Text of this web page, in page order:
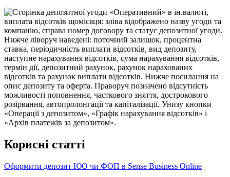
Корисні статті
Оформити депозит ЮО чи ФОП в Sense Business Online